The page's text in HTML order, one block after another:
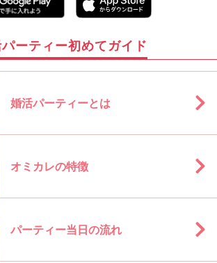
ーティー初めてガイド
婚活パーティーとは
オミカレの特徴
パーティー当日の流れ